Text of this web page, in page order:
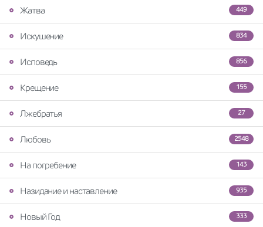
449
Жатва
834
Искушение
856
Исповедь
155
Крещение
27
Лжебратья
2548
Любовь
143
На погребение
935
Назидание и наставление
333
Новый Год